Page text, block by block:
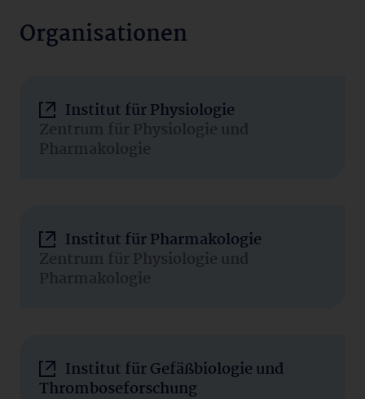
Organisationen
Institut für Physiologie
Zentrum für Physiologie und
Pharmakologie
Institut für Pharmakologie
Zentrum für Physiologie und
Pharmakologie
Institut für Gefäßbiologie und
Thromboseforschung